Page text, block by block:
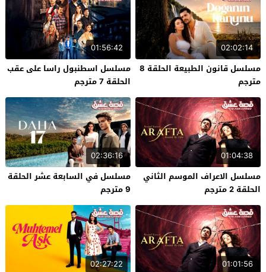
02:02:14
مسلسل قانون الطبيعة الحلقة 8
مترجم
01:56:42
مسلسل اسطنبول راسا على عقب
الحلقة 7 مترجم
01:04:38
مسلسل الاعراف الموسم الثاني
الحلقة 2 مترجم
02:36:16
مسلسل في السابعة عشر الحلقة
9 مترجم
01:01:56
02:27:22